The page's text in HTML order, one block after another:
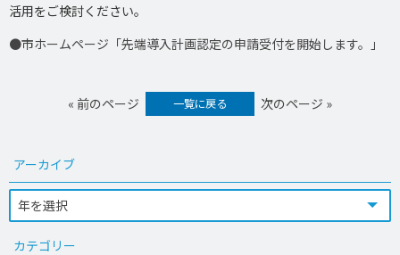
活用をご検討ください。
●市ホームページ「先端導入計画認定の申請受付を開始します。」
« 前のページ 一覧に戻る 次のページ »
アーカイブ
カテゴリー